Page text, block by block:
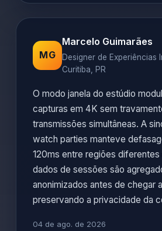
MG
Marcelo Guimarães
Designer de Experiências
Curitiba, PR
O modo janela do estúdio
capturas em 4K sem
transmissões simultâneas. A
watch parties manteve
120ms entre regiões diferentes
dados de sessões são
anonimizados antes de chegar
preservando a privacidade da
04 de ago. de 2026